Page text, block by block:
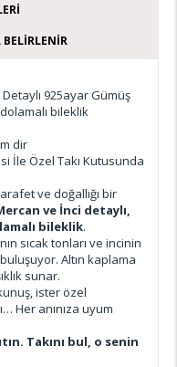
925ayar Gümüş
bileklik
dir
İle Özel Takı Kutusunda
ve doğallığı bir
ve İnci detaylı,
bileklik.
sıcak tonları ve incinin
buluşuyor. Altın kaplama
sunar.
ister özel
Her anınıza uyum
Takını bul, o senin